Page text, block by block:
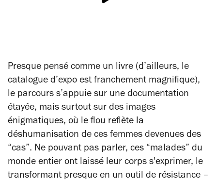
Presque pensé comme un livre (d’ailleurs, le
catalogue d’expo est franchement magnifique),
le parcours s’appuie sur une documentation
étayée, mais surtout sur des images
énigmatiques, où le flou reflète la
déshumanisation de ces femmes devenues des
“cas”. Ne pouvant pas parler, ces “malades” du
monde entier ont laissé leur corps s'exprimer, le
transformant presque en un outil de résistance –